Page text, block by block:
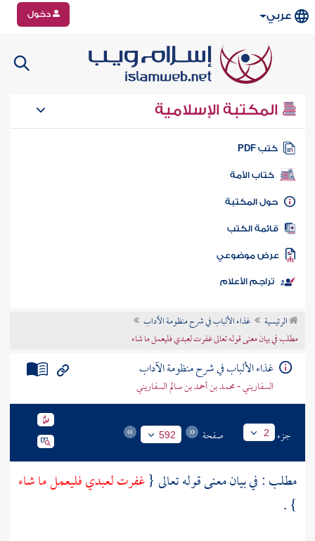
عربي دخول
المكتبة الإسلامية
كتب PDF
كتاب الأمة
المكتبة
الكتب
موضوعي
تراجم الأعلام
الرئيسية
غذاء الألباب في شرح منظومة الآداب
مطلب في بيان معنى قوله تعالى غفرت لعبدي فليعمل ما شاء
غذاء الألباب في شرح منظومة الآداب
السفاريني - محمد بن أحمد بن سالم السفاريني
جزء 2 صفحة 592
مطلب : في بيان معنى قوله تعالى {غفرت لعبدي فليعمل ما شاء
} .